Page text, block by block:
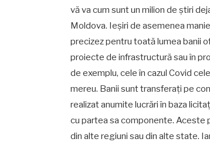
vă va cum sunt un milion de știri
Moldova. Ieșiri de asemenea
precizez pentru toată lumea banii
proiecte de infrastructură sau în
de exemplu, cele în cazul Covid
mereu. Banii sunt transferați pe
realizat anumite lucrări în baza
cu partea sa componente. Aceste
din alte regiuni sau din alte state.